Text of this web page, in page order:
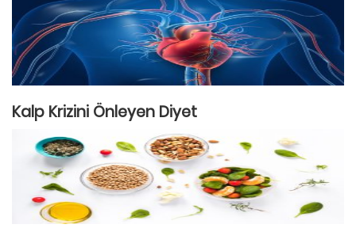
Kalp Krizini Önleyen Diyet